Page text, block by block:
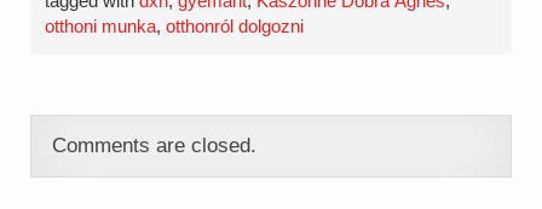
otthoni munka,otthonról dolgozni
Comments are closed.